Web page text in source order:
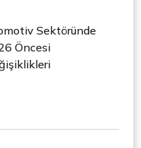
Sektöründe
Öncesi